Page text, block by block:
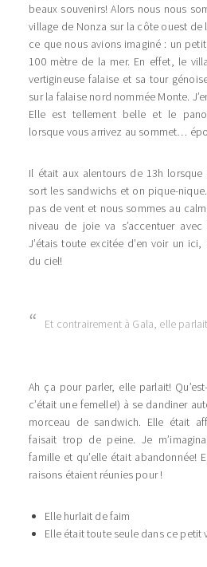
beaux souvenirs! Alors nous nous
village de Nonza sur la côte ouest de
ce que nous avions imaginé : un
100 mètre de la mer. En effet, le
vertigineuse falaise et sa tour
sur la falaise nord nommée Monte.
Elle est tellement belle et le
lorsque vous arrivez au sommet…
Il était aux alentours de 13h lorsque
sort les sandwichs et on pique-
pas de vent et nous sommes au
niveau de joie va s’accentuer avec
J’étais toute excitée d’en voir un
du ciel!
Et contrairement à Gala, elle
Ah ça pour parler, elle parlait!
c’était une femelle!) à se dandiner
morceau de sandwich. Elle était
faisait trop de peine. Je
famille et qu’elle était abandonnée!
raisons étaient réunies pour !
Elle hurlait de faim
Elle était toute seule dans ce petit